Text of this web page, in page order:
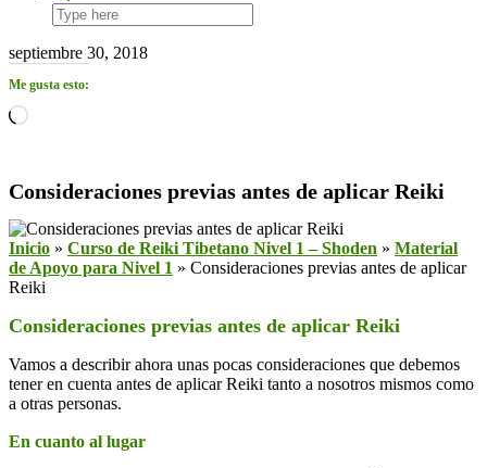
here
septiembre 30, 2018
Me gusta esto:
Cargando...
Consideraciones previas antes de aplicar Reiki
Inicio » Curso de Reiki Tibetano Nivel 1 – Shoden » Material
de Apoyo para Nivel 1 » Consideraciones previas antes de aplicar
Reiki
Consideraciones previas antes de aplicar Reiki
Vamos a describir ahora unas pocas consideraciones que debemos
tener en cuenta antes de aplicar Reiki tanto a nosotros mismos como
a otras personas.
En cuanto al lugar